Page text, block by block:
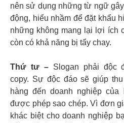
nên sử dụng những từ ngữ
động, hiểu nhầm để đặt khẩu
những không mang lại lợi ích
còn có khả năng bị tẩy chay.
Thứ tư – Slogan phải độc
copy. Sự độc đáo sẽ giúp
hàng đến doanh nghiệp
được phép sao chép. Vì đơn
khác biệt cho doanh nghiệp